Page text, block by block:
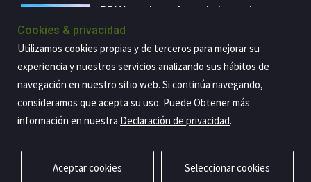
BBVA acelera el crecimiento de su
negocio agro con un modelo global
de especialización presente en siete
países
29-Julio-2026
Copyright@2026 Estrategia Empresarial
Cookies & privacidad
Utilizamos cookies propias y de terceros para mejorar su
experiencia y nuestros servicios analizando sus hábitos de
navegación en nuestro sitio web. Si continúa navegando,
consideramos que acepta su uso. Puede Obtener más
información en nuestra Declaración de privacidad.
Aceptar cookies Seleccionar cookies